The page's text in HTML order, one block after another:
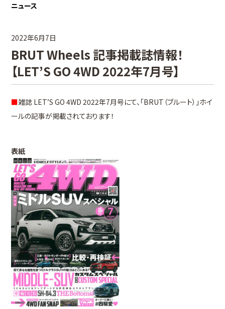
ニュース
2022年6月7日
BRUT Wheels 記事掲載誌情報！
【LET’S GO 4WD 2022年7月号】
■雑誌 LET’S GO 4WD 2022年7月号にて、「BRUT（ブルート）」ホイ
ールの記事が掲載されております！
表紙